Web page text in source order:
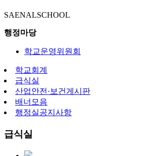
SAENALSCHOOL
행정마당
학교운영위원회
학교회계
급식실
산업안전·보건게시판
배너모음
행정실공지사항
급식실